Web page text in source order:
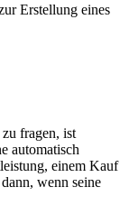
Erstellung eines
fragen, ist
automatisch
einem Kauf
wenn seine